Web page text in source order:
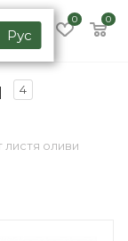
Рус
0 0
4
листя оливи